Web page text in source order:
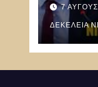
7
ΔΕΚΈΛΕΙΑ